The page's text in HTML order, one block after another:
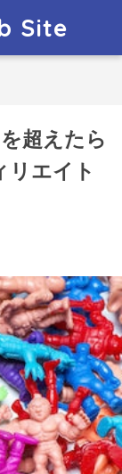
Site
超えたら
リエイト